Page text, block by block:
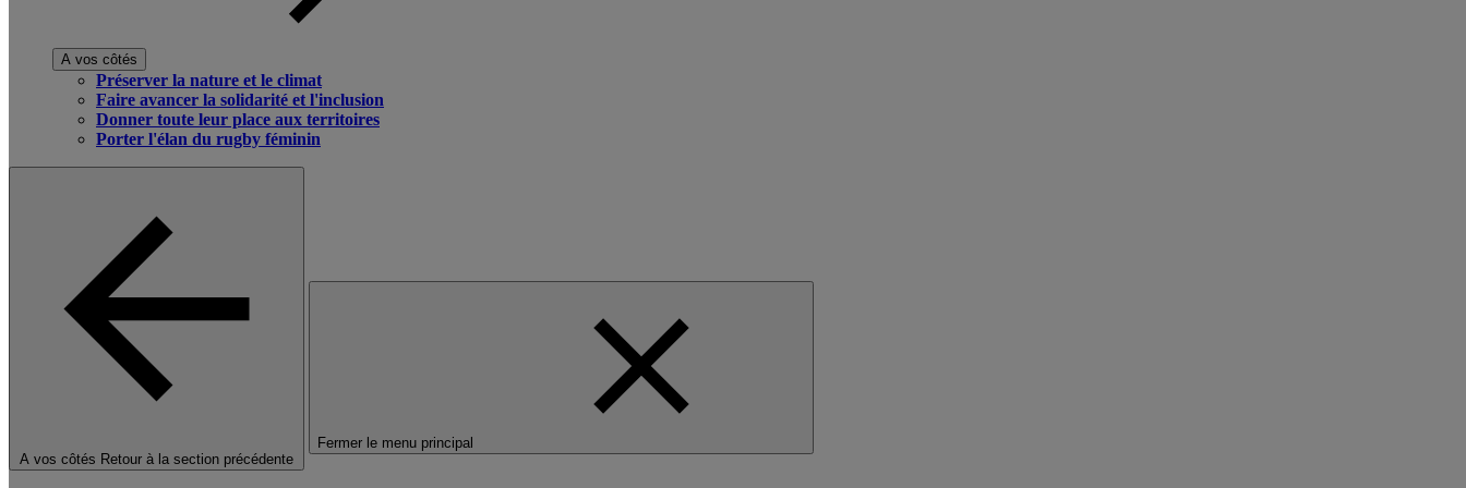
A vos côtés
Préserver la nature et le climat
Faire avancer la solidarité et l'inclusion
Donner toute leur place aux territoires
Porter l'élan du rugby féminin
A vos côtés Retour à la section précédente
Fermer le menu principal